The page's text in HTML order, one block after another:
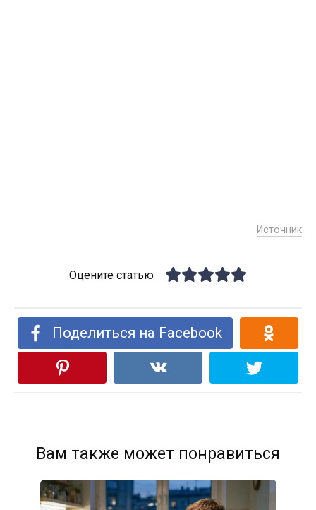
Источник
Оцените статью
Поделиться на Facebook
Вам также может понравиться